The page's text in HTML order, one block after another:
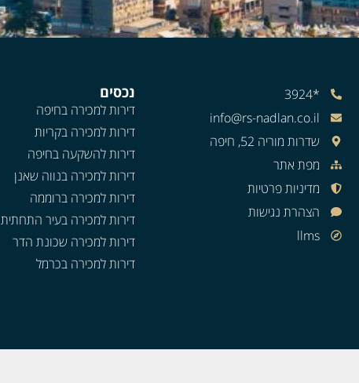
*3924
info@rs-nadlan.co.il
שדרות מוריה 52, חיפה
מפת אתר
מדיניות פרטיות
הצהרת נגישות
llms
נכסים
דירות למכירה בחיפה
דירות למכירה בקריות
דירות להשקעה בחיפה
דירות למכירה בנווה שאנן
דירות למכירה ברוממה
דירות למכירה בעיר התחתית
דירות למכירה שכונת הדר
דירות למכירה בכרמל